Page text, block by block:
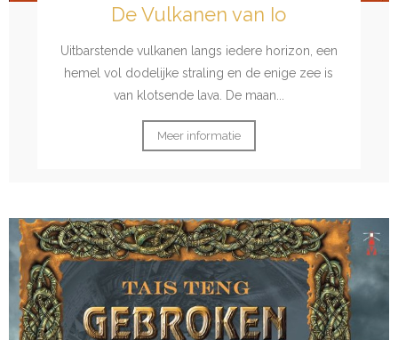
De Vulkanen van Io
Uitbarstende vulkanen langs iedere horizon, een
hemel vol dodelijke straling en de enige zee is
van klotsende lava. De maan...
Meer informatie